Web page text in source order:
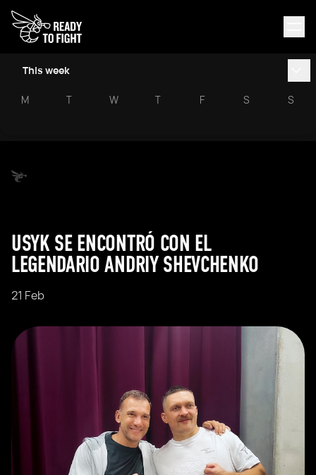
This week
M T W T F S S
USYK SE ENCONTRÓ CON EL
LEGENDARIO ANDRIY SHEVCHENKO
21 Feb